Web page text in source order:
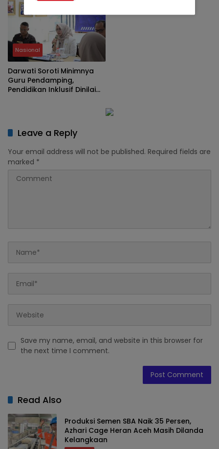
Nasional
Darwati Soroti Minimnya
Guru Pendamping,
Pendidikan Inklusif Dinilai
Leave a Reply
Your email address will not be published. Required fields are
marked *
Save my name, email, and website in this browser for
the next time I comment.
Read Also
Produksi Semen SBA Naik 35 Persen,
Azhari Cage Heran Aceh Masih Dilanda
Kelangkaan